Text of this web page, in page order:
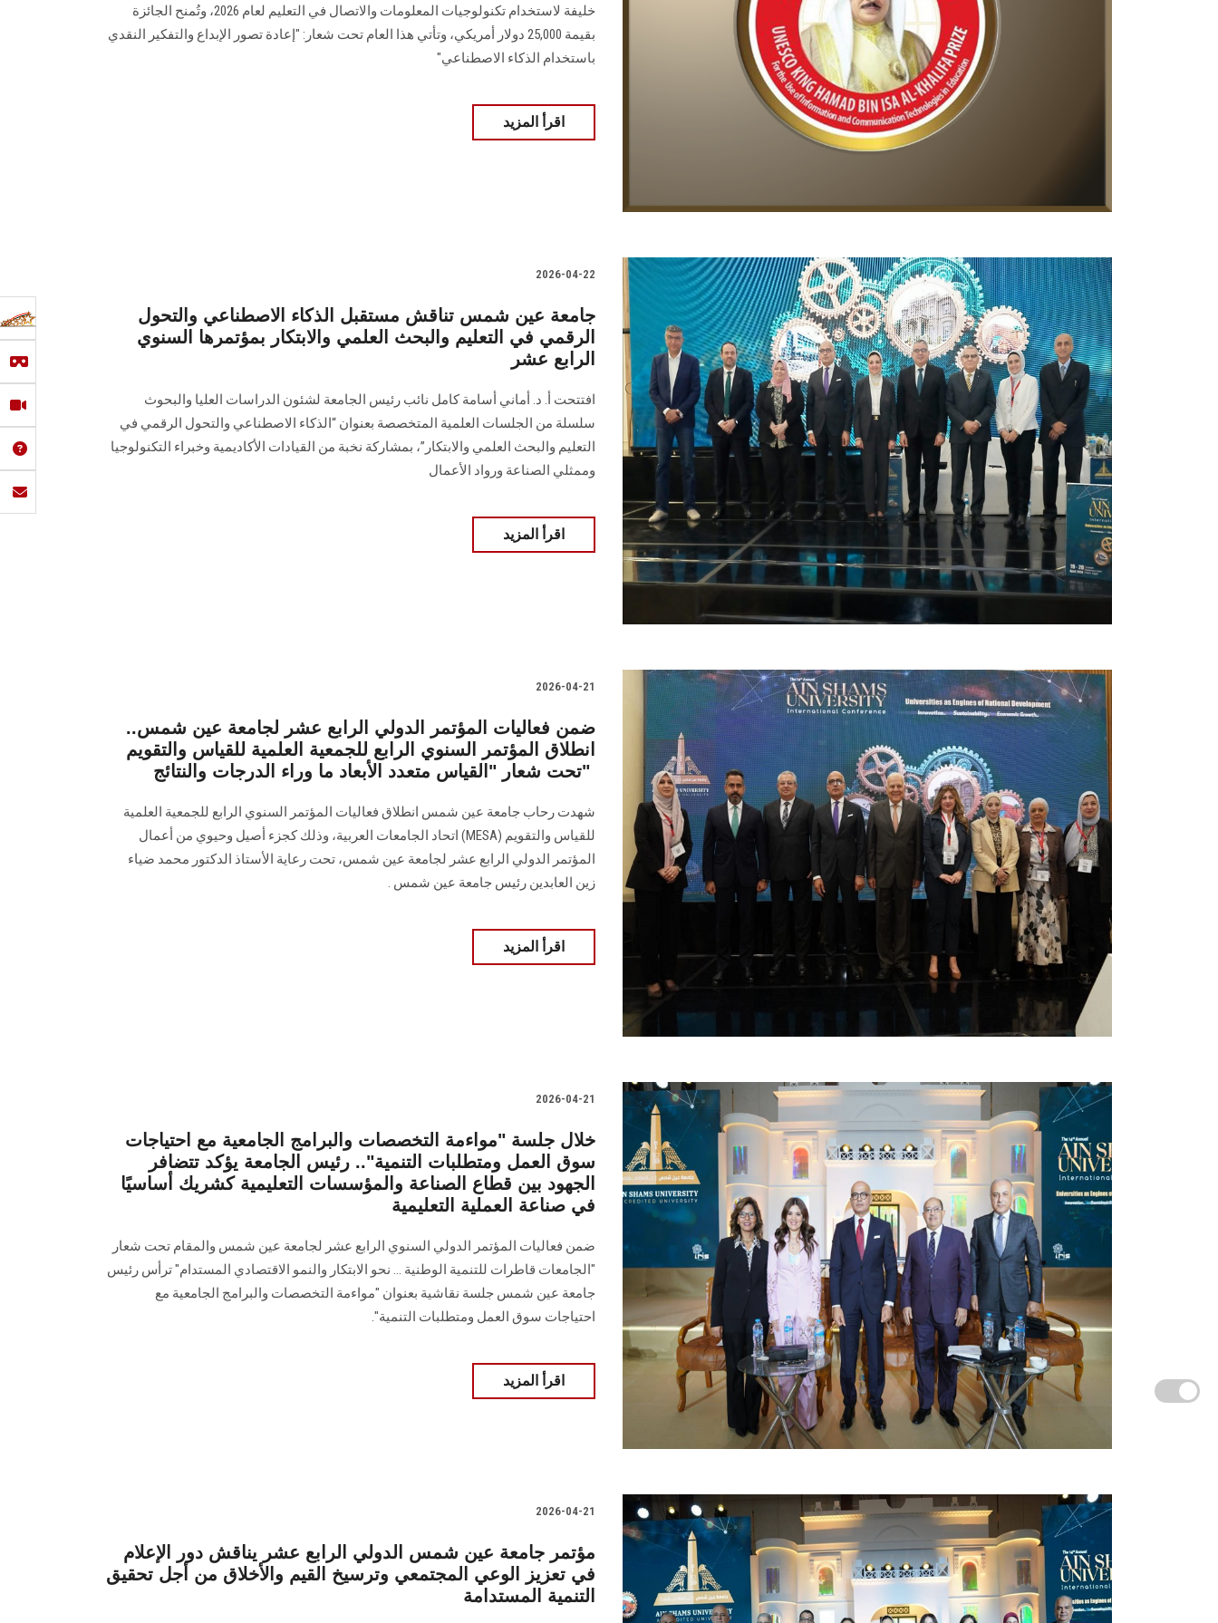
خليفة لاستخدام تكنولوجيات المعلومات والاتصال في التعليم لعام 2026، وتُمنح الجائزة
بقيمة 25,000 دولار أمريكي، وتأتي هذا العام تحت شعار: "إعادة تصور الإبداع والتفكير النقدي
باستخدام الذكاء الاصطناعي"
اقرأ المزيد
2026-04-22
جامعة عين شمس تناقش مستقبل الذكاء الاصطناعي والتحول
الرقمي في التعليم والبحث العلمي والابتكار بمؤتمرها السنوي
الرابع عشر
افتتحت أ. د. أماني أسامة كامل نائب رئيس الجامعة لشئون الدراسات العليا والبحوث
سلسلة من الجلسات العلمية المتخصصة بعنوان “الذكاء الاصطناعي والتحول الرقمي في
التعليم والبحث العلمي والابتكار”، بمشاركة نخبة من القيادات الأكاديمية وخبراء التكنولوجيا
وممثلي الصناعة ورواد الأعمال
اقرأ المزيد
2026-04-21
ضمن فعاليات المؤتمر الدولي الرابع عشر لجامعة عين شمس..
انطلاق المؤتمر السنوي الرابع للجمعية العلمية للقياس والتقويم
تحت شعار "القياس متعدد الأبعاد ما وراء الدرجات والنتائج"
شهدت رحاب جامعة عين شمس انطلاق فعاليات المؤتمر السنوي الرابع للجمعية العلمية
للقياس والتقويم (MESA) اتحاد الجامعات العربية، وذلك كجزء أصيل وحيوي من أعمال
المؤتمر الدولي الرابع عشر لجامعة عين شمس، تحت رعاية الأستاذ الدكتور محمد ضياء
زين العابدين رئيس جامعة عين شمس .
اقرأ المزيد
2026-04-21
خلال جلسة "مواءمة التخصصات والبرامج الجامعية مع احتياجات
سوق العمل ومتطلبات التنمية".. رئيس الجامعة يؤكد تتضافر
الجهود بين قطاع الصناعة والمؤسسات التعليمية كشريك أساسيًا
في صناعة العملية التعليمية
ضمن فعاليات المؤتمر الدولي السنوي الرابع عشر لجامعة عين شمس والمقام تحت شعار
"الجامعات قاطرات للتنمية الوطنية ... نحو الابتكار والنمو الاقتصادي المستدام" ترأس رئيس
جامعة عين شمس جلسة نقاشية بعنوان "مواءمة التخصصات والبرامج الجامعية مع
احتياجات سوق العمل ومتطلبات التنمية".
اقرأ المزيد
2026-04-21
مؤتمر جامعة عين شمس الدولي الرابع عشر يناقش دور الإعلام
في تعزيز الوعي المجتمعي وترسيخ القيم والأخلاق من أجل تحقيق
التنمية المستدامة